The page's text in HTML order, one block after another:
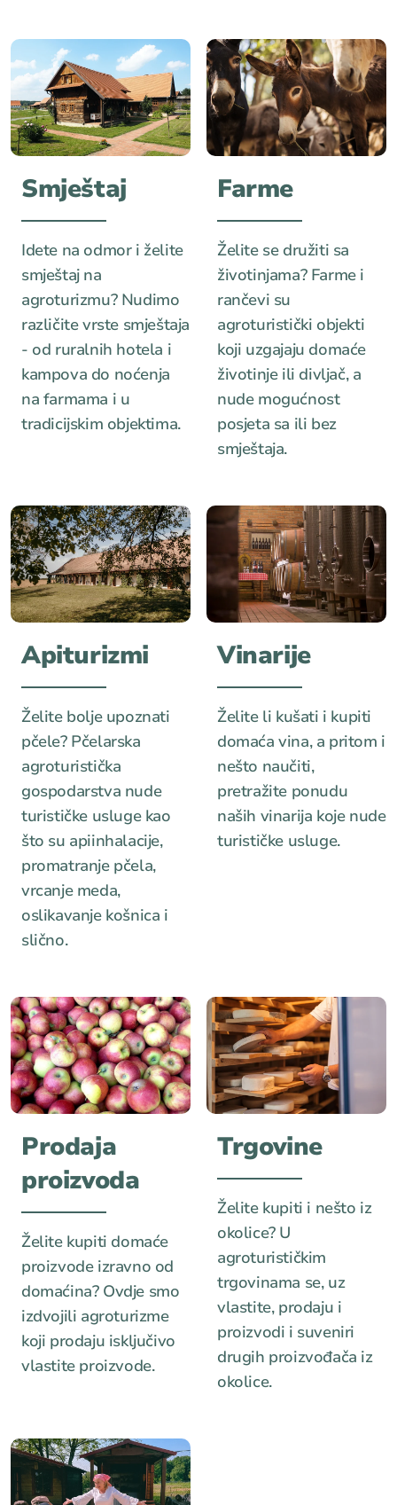
Smještaj
Idete na odmor i želite
smještaj na
agroturizmu? Nudimo
različite vrste smještaja
- od ruralnih hotela i
kampova do noćenja
na farmama i u
tradicijskim objektima.
Farme
Želite se družiti sa
životinjama? Farme i
rančevi su
agroturistički objekti
koji uzgajaju domaće
životinje ili divljač, a
nude mogućnost
posjeta sa ili bez
smještaja.
Apiturizmi
Želite bolje upoznati
pčele? Pčelarska
agroturistička
gospodarstva nude
turističke usluge kao
što su apiinhalacije,
promatranje pčela,
vrcanje meda,
oslikavanje košnica i
slično.
Vinarije
Želite li kušati i kupiti
domaća vina, a pritom i
nešto naučiti,
pretražite ponudu
naših vinarija koje nude
turističke usluge.
Prodaja
proizvoda
Želite kupiti domaće
proizvode izravno od
domaćina? Ovdje smo
izdvojili agroturizme
koji prodaju isključivo
vlastite proizvode.
Trgovine
Želite kupiti i nešto iz
okolice? U
agroturističkim
trgovinama se, uz
vlastite, prodaju i
proizvodi i suveniri
drugih proizvođača iz
okolice.